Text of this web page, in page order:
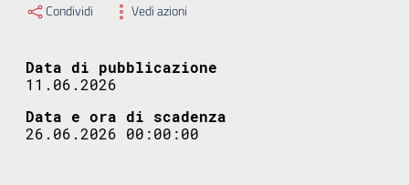
Condividi Vedi azioni
Data di pubblicazione
11.06.2026
Data e ora di scadenza
26.06.2026 00:00:00